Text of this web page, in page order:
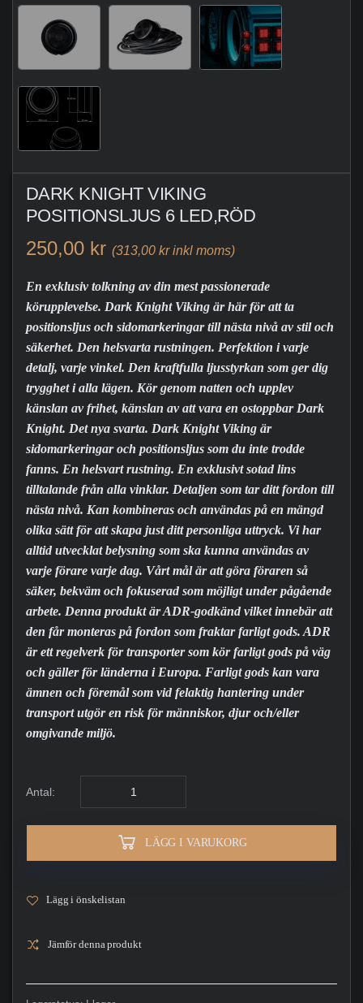
DARK KNIGHT VIKING
POSITIONSLJUS 6 LED,RÖD
250,00 kr (313,00 kr inkl moms)
En exklusiv tolkning av din mest passionerade
körupplevelse. Dark Knight Viking är här för att ta
positionsljus och sidomarkeringar till nästa nivå av stil och
säkerhet. Den helsvarta rustningen. Perfektion i varje
detalj, varje vinkel. Den kraftfulla ljusstyrkan som ger dig
trygghet i alla lägen. Kör genom natten och upplev
känslan av frihet, känslan av att vara en ostoppbar Dark
Knight. Det nya svarta. Dark Knight Viking är
sidomarkeringar och positionsljus som du inte trodde
fanns. En helsvart rustning. En exklusivt sotad lins
tilltalande från alla vinklar. Detaljen som tar ditt fordon till
nästa nivå. Kan kombineras och användas på en mängd
olika sätt för att skapa just ditt personliga uttryck. Vi har
alltid utvecklat belysning som ska kunna användas av
varje förare varje dag. Vårt mål är att göra föraren så
säker, bekväm och fokuserad som möjligt under pågående
arbete. Denna produkt är ADR-godkänd vilket innebär att
den får monteras på fordon som fraktar farligt gods. ADR
är ett regelverk för transporter som kör farligt gods på väg
och gäller för länderna i Europa. Farligt gods kan vara
ämnen och föremål som vid felaktig hantering under
transport utgör en risk för människor, djur och/eller
omgivande miljö.
Antal:
LÄGG I VARUKORG
Lägg i önskelistan
Jämför denna produkt